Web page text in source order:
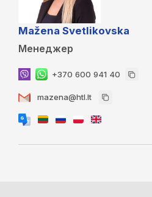
Mažena Svetlikovska
Менеджер
+370 600 941 40
mazena@htl.lt